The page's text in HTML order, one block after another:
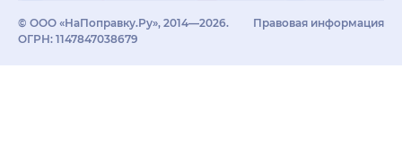
© ООО «НаПоправку.Ру», 2014—2026.
ОГРН: 1147847038679
Правовая информация